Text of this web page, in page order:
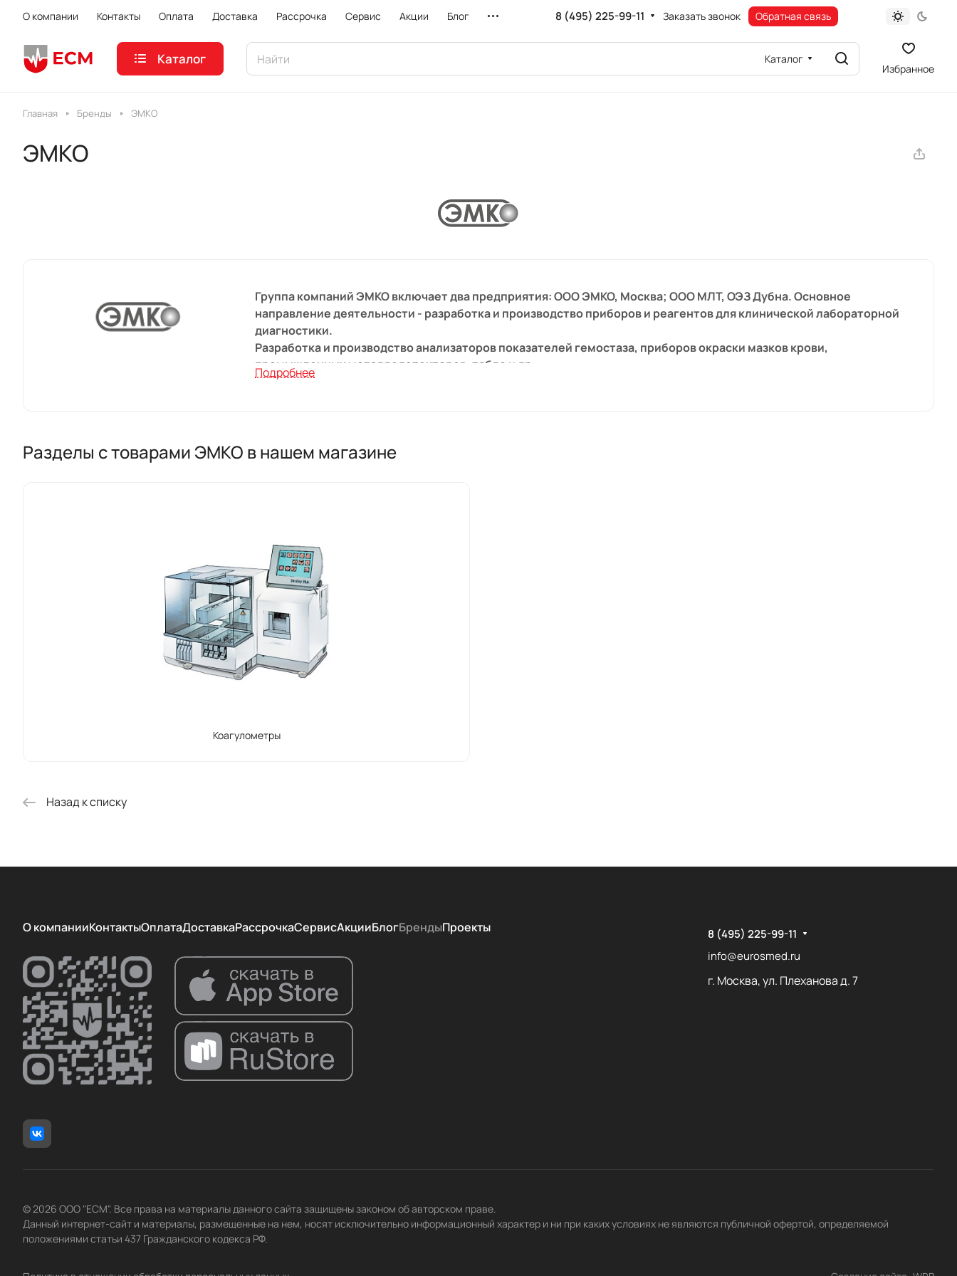
О компании Контакты Оплата Доставка Рассрочка Сервис Акции Блог 8 (495) 225-99-11 Заказать звонок Обратная связь
Каталог Каталог
Избранное
Главная Бренды ЭМКО
ЭМКО
Группа компаний ЭМКО включает два предприятия: ООО ЭМКО, Москва; ООО МЛТ, ОЭЗ Дубна. Основное
направление деятельности - разработка и производство приборов и реагентов для клинической лабораторной
диагностики.
Разработка и производство анализаторов показателей гемостаза, приборов окраски мазков крови,
промышленных металлодетекторов, табло и др.
Подробнее
Разделы с товарами ЭМКО в нашем магазине
Коагулометры
Назад к списку
О компанииКонтактыОплатаДоставкаРассрочкаСервисАкцииБлогБрендыПроекты
8 (495) 225-99-11
info@eurosmed.ru
г. Москва, ул. Плеханова д. 7
© 2026 ООО "ЕСМ". Все права на материалы данного сайта защищены законом об авторском праве.
Данный интернет-сайт и материалы, размещенные на нем, носят исключительно информационный характер и ни при каких условиях не являются публичной офертой, определяемой
положениями статьи 437 Гражданского кодекса РФ.